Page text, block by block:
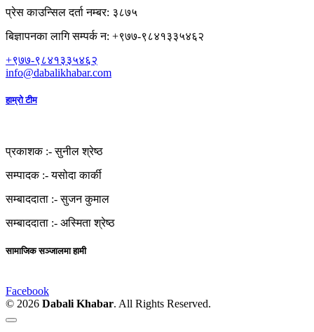
प्रेस काउन्सिल दर्ता नम्बर: ३८७५
बिज्ञापनका लागि सम्पर्क न: +९७७-९८४१३३५४६२
+९७७-९८४१३३५४६२
info@dabalikhabar.com
हाम्रो टीम
प्रकाशक :-सुनील श्रेष्ठ
सम्पादक :-यसोदा कार्की
सम्बाददाता :-सुजन कुमाल
सम्बाददाता :- अस्मिता श्रेष्ठ
सामाजिक सञ्जालमा हामी
Facebook
© 2026 Dabali Khabar. All Rights Reserved.